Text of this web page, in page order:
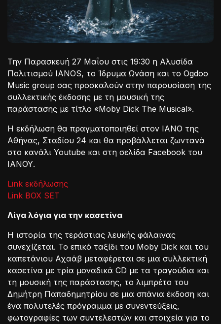
Την Παρασκευή 27 Μαΐου στις 19:30 η Αλυσίδα
Πολιτισμού IANOS, το Ίδρυμα Ωνάση και το Ogdoo
Music group σας προσκαλούν στην παρουσίαση της
συλλεκτικής έκδοσης με τη μουσική της
παράστασης με τίτλο «Moby Dick The Musical».
Η εκδήλωση θα πραγματοποιηθεί στον ΙΑΝΟ της
Αθήνας, Σταδίου 24 και θα προβάλλεται ζωντανά
στο κανάλι Youtube και στη σελίδα Facebook του
ΙΑΝΟΥ.
Link εκδήλωσης
Link BOX SET
Λίγα λόγια για την κασετίνα
Η ιστορία της τεράστιας λευκής φάλαινας
συνεχίζεται. Το επικό ταξίδι του Moby Dick και του
καπετάνιου Αχαάβ μεταφέρεται σε μια συλλεκτική
κασετίνα με τρία μοναδικά CD με τα τραγούδια και
τη μουσική της παράστασης, το λιμπρέτο του
Δημήτρη Παπαδημητρίου σε μια σπάνια έκδοση και
ένα πολυτελές πρόγραμμα με συνεντεύξεις,
φωτογραφίες των συντελεστών και στοιχεία για το